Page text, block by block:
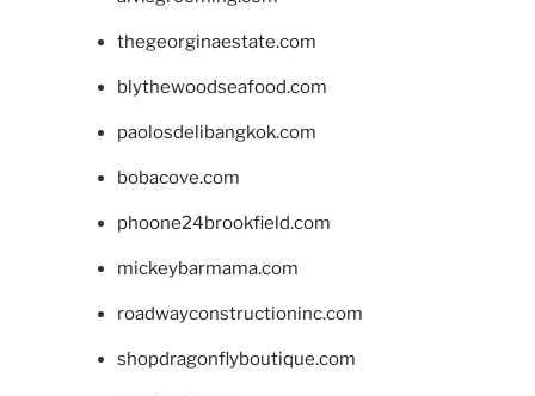
thegeorginaestate.com
blythewoodseafood.com
paolosdelibangkok.com
bobacove.com
phoone24brookfield.com
mickeybarmama.com
roadwayconstructioninc.com
shopdragonflyboutique.com